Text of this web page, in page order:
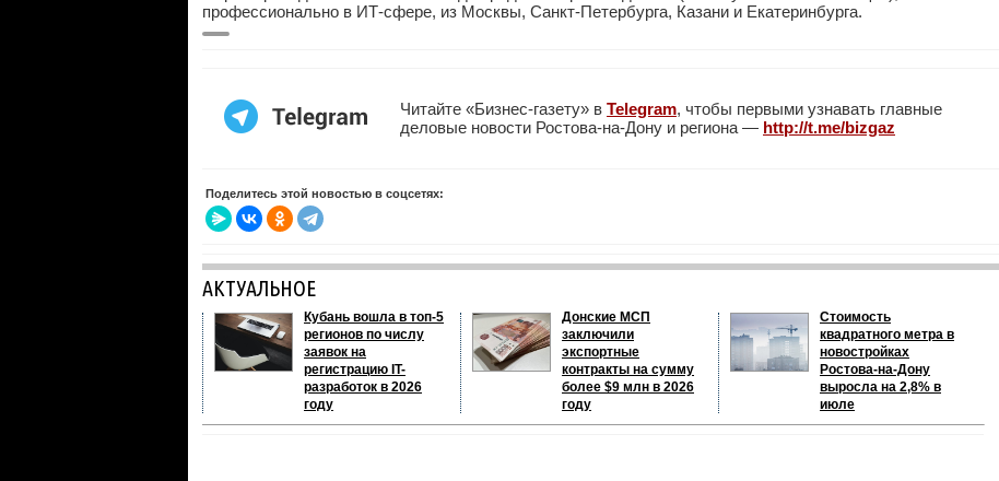
профессионально в ИТ-сфере, из Москвы, Санкт-Петербурга, Казани и Екатеринбурга.
Читайте «Бизнес-газету» в Telegram, чтобы первыми узнавать главные
деловые новости Ростова-на-Дону и региона — http://t.me/bizgaz
Поделитесь этой новостью в соцсетях:
АКТУАЛЬНОЕ
Кубань вошла в топ-5
регионов по числу
заявок на
регистрацию IT-
разработок в 2026
году
Донские МСП
заключили
экспортные
контракты на сумму
более $9 млн в 2026
году
Стоимость
квадратного метра в
новостройках
Ростова-на-Дону
выросла на 2,8% в
июле